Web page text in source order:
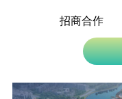
招商合作